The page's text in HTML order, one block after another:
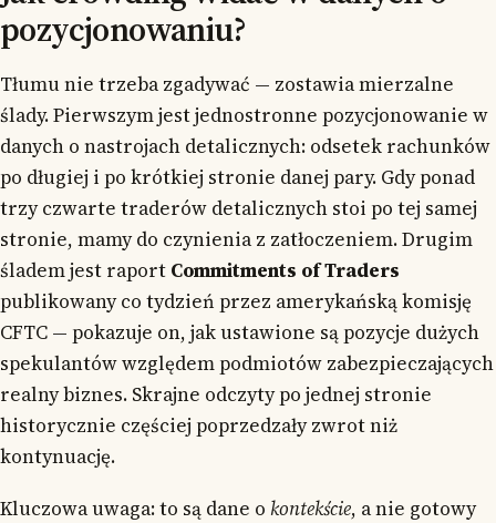
pozycjonowaniu?
Tłumu nie trzeba zgadywać — zostawia mierzalne
ślady. Pierwszym jest jednostronne pozycjonowanie w
danych o nastrojach detalicznych: odsetek rachunków
po długiej i po krótkiej stronie danej pary. Gdy ponad
trzy czwarte traderów detalicznych stoi po tej samej
stronie, mamy do czynienia z zatłoczeniem. Drugim
śladem jest raport Commitments of Traders
publikowany co tydzień przez amerykańską komisję
CFTC — pokazuje on, jak ustawione są pozycje dużych
spekulantów względem podmiotów zabezpieczających
realny biznes. Skrajne odczyty po jednej stronie
historycznie częściej poprzedzały zwrot niż
kontynuację.
Kluczowa uwaga: to są dane o kontekście, a nie gotowy